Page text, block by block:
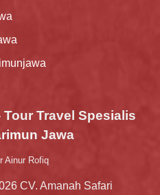
Tour Travel Spesialis
Jawa
Ainur Rofiq
CV. Amanah Safari